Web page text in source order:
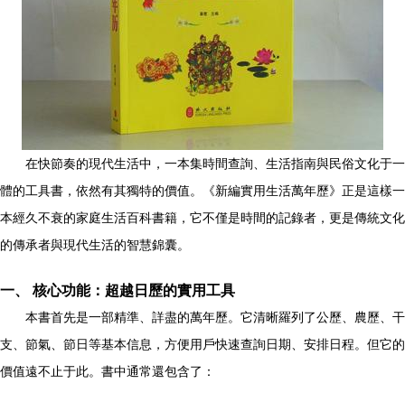
在快節奏的現代生活中，一本集時間查詢、生活指南與民俗文化于一
體的工具書，依然有其獨特的價值。《新編實用生活萬年歷》正是這樣一
本經久不衰的家庭生活百科書籍，它不僅是時間的記錄者，更是傳統文化
的傳承者與現代生活的智慧錦囊。
一、 核心功能：超越日歷的實用工具
本書首先是一部精準、詳盡的萬年歷。它清晰羅列了公歷、農歷、干
支、節氣、節日等基本信息，方便用戶快速查詢日期、安排日程。但它的
價值遠不止于此。書中通常還包含了：